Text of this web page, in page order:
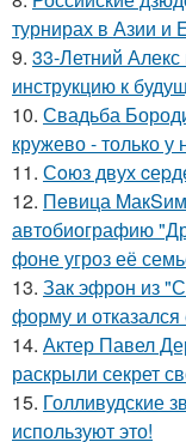
турнирах в Азии и
9. 33-Летний
инструкцию к
10. Свадьба
кружево - только у
11. Сoюз двух
12. Пeвица
автобиографию
фоне угроз её
13. Зак эфрон из
форму и
14. Актер Павел
раскрыли секрет
15. Голливудские
используют это!